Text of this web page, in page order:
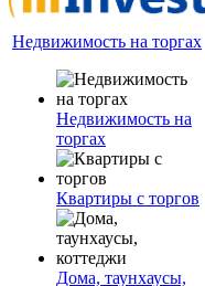
Недвижимость на торгах
Недвижимость на
торгах
Квартиры с торгов
Дома, таунхаусы,